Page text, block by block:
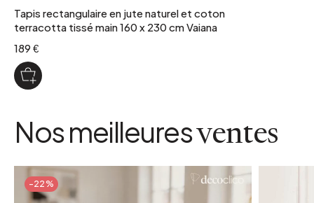
type de fabrication
Tissé main
utilisation
Intérieur
Naturel, noir et terracotta
Tapis rectangulaire en jute naturel et coton
terracotta tissé main 160 x 230 cm Vaiana
189 €
Nos meilleuresventes
-22%